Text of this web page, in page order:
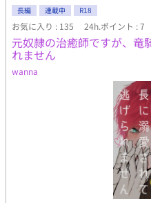
長編 連載中 R18
お気に入り : 135 24h.ポイント : 7
元奴隷の治癒師ですが、竜
れません
wanna